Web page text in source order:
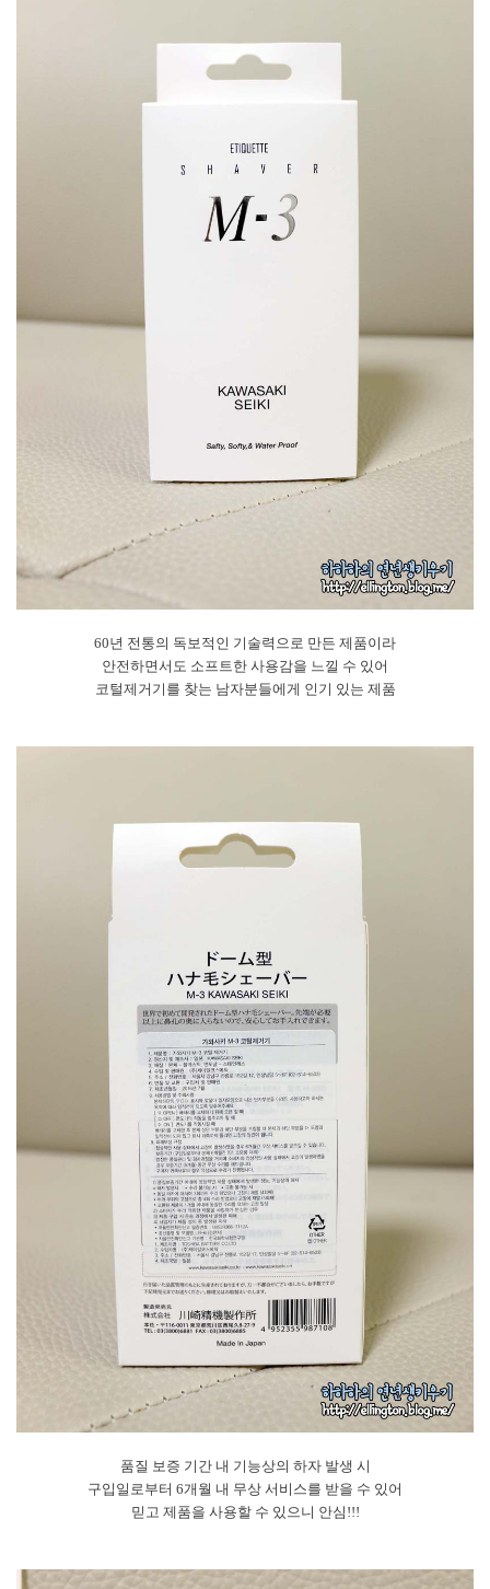
60년 전통의 독보적인 기술력으로 만든 제품이라
안전하면서도 소프트한 사용감을 느낄 수 있어
코털제거기를 찾는 남자분들에게 인기 있는 제품
품질 보증 기간 내 기능상의 하자 발생 시
구입일로부터 6개월 내 무상 서비스를 받을 수 있어
믿고 제품을 사용할 수 있으니 안심!!!